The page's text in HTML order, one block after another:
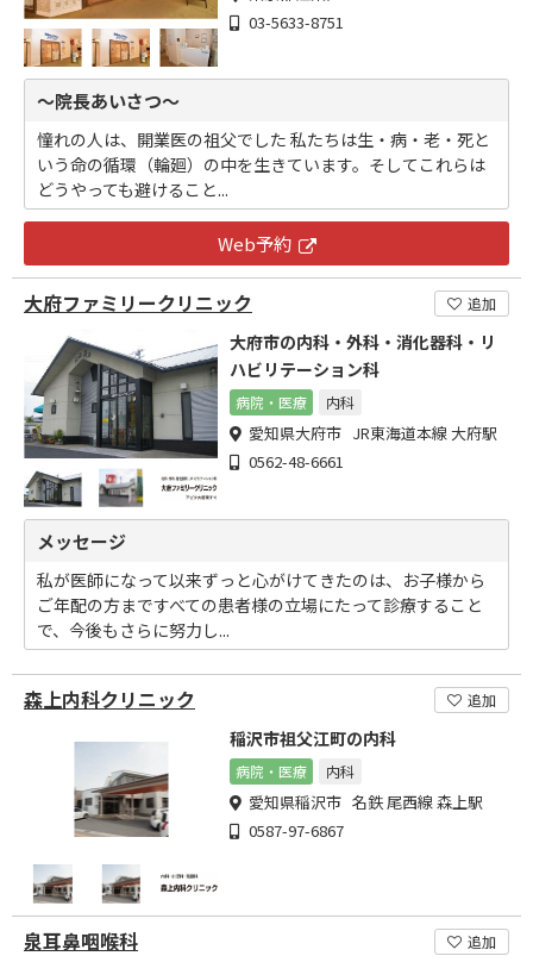
03-5633-8751
～院長あいさつ～
憧れの人は、開業医の祖父でした 私たちは生・病・老・死と
いう命の循環（輪廻）の中を生きています。そしてこれらは
どうやっても避けること...
Web予約
大府ファミリークリニック 追加
大府市の内科・外科・消化器科・リ
ハビリテーション科
病院・医療 内科
愛知県大府市 JR東海道本線 大府駅
0562-48-6661
メッセージ
私が医師になって以来ずっと心がけてきたのは、お子様から
ご年配の方まですべての患者様の立場にたって診療すること
で、今後もさらに努力し...
森上内科クリニック 追加
稲沢市祖父江町の内科
病院・医療 内科
愛知県稲沢市 名鉄 尾西線 森上駅
0587-97-6867
泉耳鼻咽喉科
追加